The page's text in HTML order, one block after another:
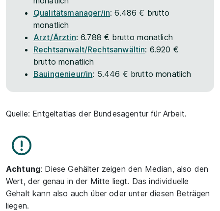
Qualitätsmanager/in: 6.486 € brutto
monatlich
Arzt/Ärztin: 6.788 € brutto monatlich
Rechtsanwalt/Rechtsanwältin: 6.920 €
brutto monatlich
Bauingenieur/in: 5.446 € brutto monatlich
Quelle: Entgeltatlas der Bundesagentur für Arbeit.
Achtung: Diese Gehälter zeigen den Median, also den
Wert, der genau in der Mitte liegt. Das individuelle
Gehalt kann also auch über oder unter diesen Beträgen
liegen.